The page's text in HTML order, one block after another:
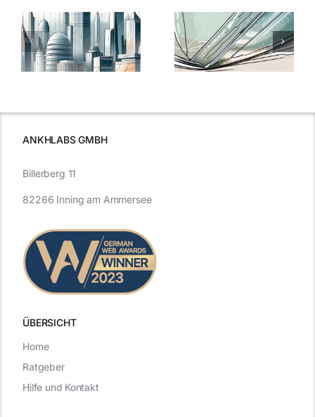
5 Gründe,
warum
Nanoversiegelung
auf Glas
7
Expertentipps
für maximale
ANKHLABS GMBH
ÜBERSICHT
Billerberg 11
82266 Inning am Ammersee
Home
Ratgeber
Hilfe und Kontakt